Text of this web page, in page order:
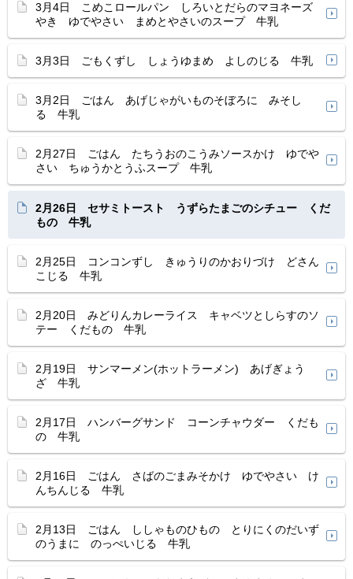
3月4日 こめこロールパン しろいとだらのマヨネーズ
やき ゆでやさい まめとやさいのスープ 牛乳
3月3日 ごもくずし しょうゆまめ よしのじる 牛乳
3月2日 ごはん あげじゃがいものそぼろに みそし
る 牛乳
2月27日 ごはん たちうおのこうみソースかけ ゆでや
さい ちゅうかとうふスープ 牛乳
2月26日 セサミトースト うずらたまごのシチュー くだ
もの 牛乳
2月25日 コンコンずし きゅうりのかおりづけ どさん
こじる 牛乳
2月20日 みどりんカレーライス キャベツとしらすのソ
テー くだもの 牛乳
2月19日 サンマーメン(ホットラーメン) あげぎょう
ざ 牛乳
2月17日 ハンバーグサンド コーンチャウダー くだも
の 牛乳
2月16日 ごはん さばのごまみそかけ ゆでやさい け
んちんじる 牛乳
2月13日 ごはん ししゃものひもの とりにくのだいず
のうまに のっぺいじる 牛乳